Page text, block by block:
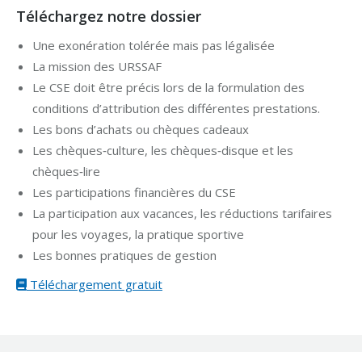
Téléchargez notre dossier
Une exonération tolérée mais pas légalisée
La mission des URSSAF
Le CSE doit être précis lors de la formulation des
conditions d’attribution des différentes prestations.
Les bons d’achats ou chèques cadeaux
Les chèques‐culture, les chèques‐disque et les
chèques‐lire
Les participations financières du CSE
La participation aux vacances, les réductions tarifaires
pour les voyages, la pratique sportive
Les bonnes pratiques de gestion
Téléchargement gratuit